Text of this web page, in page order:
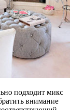
подходит микс
внимание